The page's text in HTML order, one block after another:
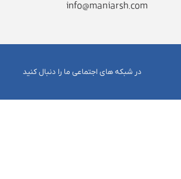
info@maniarsh.com
در شبکه های اجتماعی ما را دنبال کنید